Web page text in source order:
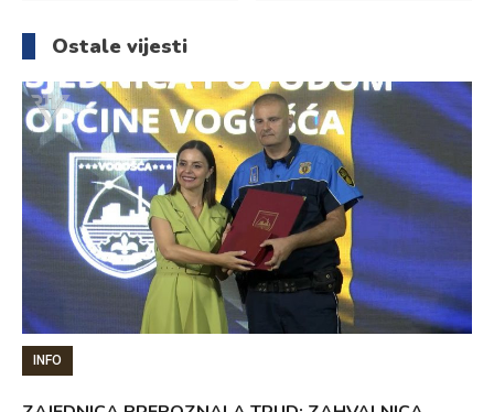
članaka
Ostale vijesti
INFO